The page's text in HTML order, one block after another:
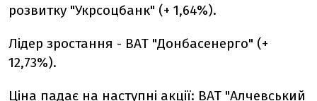
розвитку "Укрсоцбанк" (+ 1,64%).
Лідер зростання - ВАТ "Донбасенерго" (+
12,73%).
Ціна падає на наступні акції: ВАТ "Алчевський